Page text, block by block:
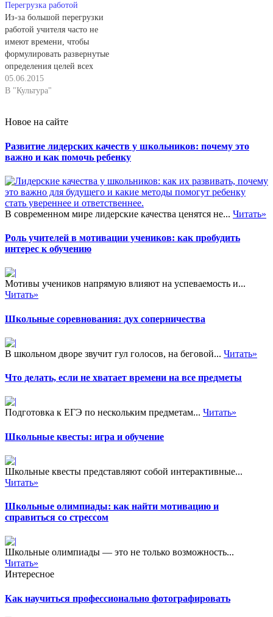
содержанию и
познавательным
возможностям учащихся;
формулирует познавательные
задания, по возможности
двух урозней трудности для
выбора учащимися разной
обучаемости: один
сильных, другой для слабых
ожидаемыми результатами
обучения…
Перегрузка работой
Из-за большой перегрузки
работой учителя часто не
имеют времени, чтобы
формулировать развернутые
определения целей всех
уроков. В поисках конкретной
помощи они обращаются к
находят не всегда.
методические пособия по
истории, изданные за
последние 5—10 лет. Прежде
всего, мы не встретим там…
05.06.2015
В "Культура"
Новое на сайте
Развитие лидерских качеств у школьников: почему это
важно и как помочь ребенку
В современном мире лидерские качества ценятся не... Читать»
Роль учителей в мотивации учеников: как пробудить
интерес к обучению
Мотивы учеников напрямую влияют на успеваемость и...
Читать»
Школьные соревнования: дух соперничества
В школьном дворе звучит гул голосов, на беговой... Читать»
Что делать, если не хватает времени на все предметы
Подготовка к ЕГЭ по нескольким предметам... Читать»
Школьные квесты: игра и обучение
Школьные квесты представляют собой интерактивные...
Читать»
Школьные олимпиады: как найти мотивацию и
справиться со стрессом
Школьные олимпиады — это не только возможность...
Читать»
Интересное
Как научиться профессионально фотографировать